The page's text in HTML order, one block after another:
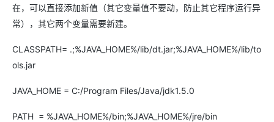
在，可以直接添加新值（其它变量值不要动，防止其它程序运行异
常），其它两个变量需要新建。
CLASSPATH= .;%JAVA_HOME%/lib/dt.jar;%JAVA_HOME%/lib/to
ols.jar
JAVA_HOME = C:/Program Files/Java/jdk1.5.0
PATH = %JAVA_HOME%/bin;%JAVA_HOME%/jre/bin